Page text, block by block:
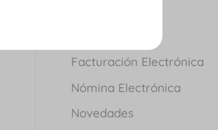
Facturación Electrónica
Nómina Electrónica
Novedades